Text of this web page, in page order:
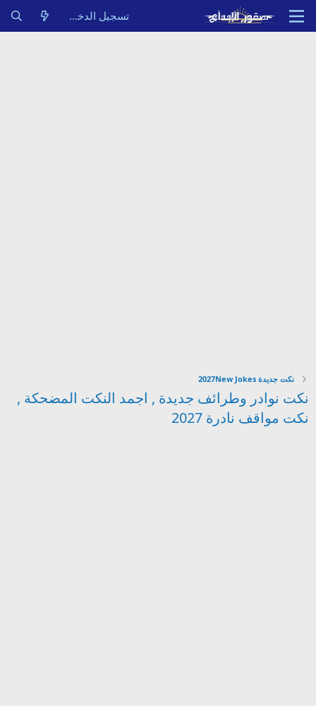
تسجيل الدخول
نكت جديدة 2027New Jokes
نكت نوادر وطرائف جديدة , اجمد النكت المضحكة ,
نكت مواقف نادرة 2027